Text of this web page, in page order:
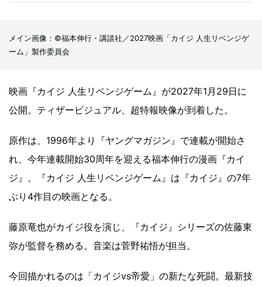
メイン画像：©福本伸行・講談社／2027映画「カイジ 人生リベンジゲ
ーム」製作委員会
映画『カイジ 人生リベンジゲーム』が2027年1月29日に
公開。ティザービジュアル、超特報映像が到着した。
原作は、1996年より『ヤングマガジン』で連載が開始さ
れ、今年連載開始30周年を迎える福本伸行の漫画『カイ
ジ』。『カイジ 人生リベンジゲーム』は『カイジ』の7年
ぶり4作目の映画となる。
藤原竜也がカイジ役を演じ、『カイジ』シリーズの佐藤東
弥が監督を務める。音楽は菅野祐悟が担当。
今回描かれるのは「カイジvs帝愛」の新たな死闘。最新技